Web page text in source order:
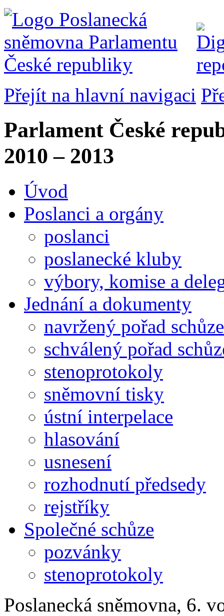
Přejít na hlavní navigaci
Parlament České
2010 – 2013
Úvod
Poslanci a orgány
poslanci
poslanecké kluby
výbory, komise a
Jednání a dokumenty
navržený pořad schůze
schválený pořad
stenoprotokoly
sněmovní tisky
ústní interpelace
hlasování
usnesení
rozhodnutí předsedy
rejstříky
Společné schůze
pozvánky
stenoprotokoly
Poslanecká sněmovna, 6.